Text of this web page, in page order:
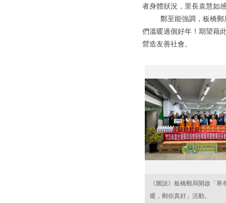
者身體狀況，里長袁慧如
鄭至能強調，板橋郵局
們溫暖過個好年！期望藉
營造友善社會。
《圖說》板橋郵局開啟「寒
暖，郵你真好」活動。